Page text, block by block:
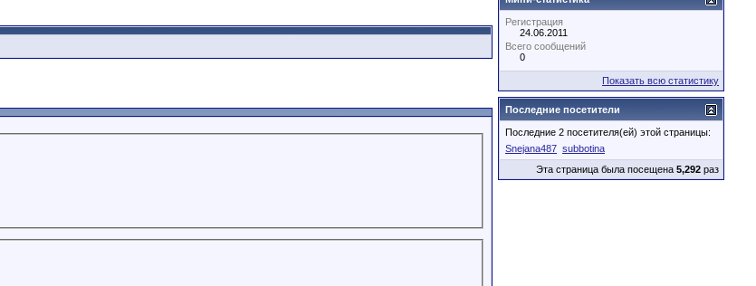
Регистрация
24.06.2011
Всего сообщений
0
Показать всю статистику
Последние посетители
Последние 2 посетителя(ей) этой страницы:
Snejana487 subbotina
Эта страница была посещена 5,292 раз